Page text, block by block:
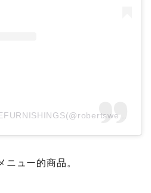
ュー的商品。